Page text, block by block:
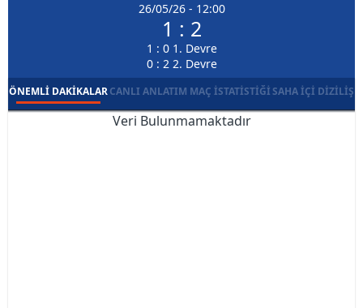
26/05/26 - 12:00
1 : 2
1 : 0 1. Devre
0 : 2 2. Devre
ÖNEMLI DAKIKALARCANLI ANLATIM MAÇ İSTATISTIĞISAHA İÇI DIZILIŞ
Veri Bulunmamaktadır